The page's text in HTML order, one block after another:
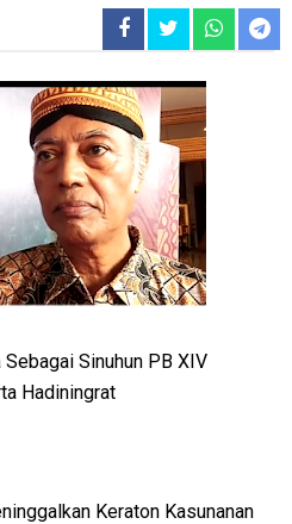
Sinuhun PB XIV
Hadiningrat
Keraton Kasunanan